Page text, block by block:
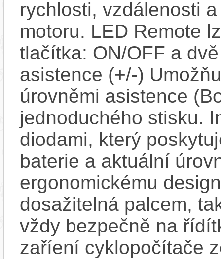
rychlosti, vzdálenosti
motoru. LED Remote
tlačítka: ON/OFF a
asistence (+/-)
úrovněmi asistence
jednoduchého stisku.
diodami, který
baterie a aktuální
ergonomickému
dosažitelná palcem,
vždy bezpečně na
zaříení cyklopočítače